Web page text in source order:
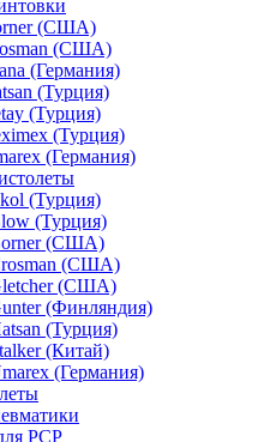
(США)
(США)
(Германия)
(Турция)
(Турция)
(Турция)
(Германия)
(Турция)
(Турция)
(США)
(США)
(США)
(Финляндия)
(Турция)
(Китай)
(Германия)
PCP